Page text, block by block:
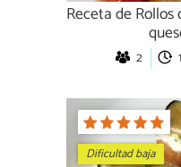
Receta de
2
Dificultad baja